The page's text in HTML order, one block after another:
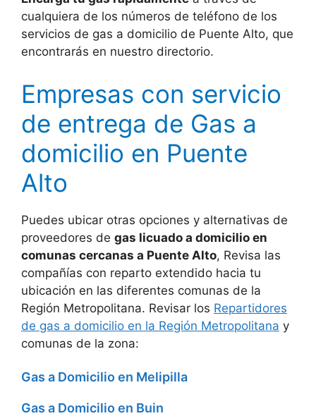
cualquiera de los números de teléfono de los
servicios de gas a domicilio de Puente Alto, que
encontrarás en nuestro directorio.
Empresas con servicio
de entrega de Gas a
domicilio en Puente
Alto
Puedes ubicar otras opciones y alternativas de
proveedores de gas licuado a domicilio en
comunas cercanas a Puente Alto, Revisa las
compañías con reparto extendido hacia tu
ubicación en las diferentes comunas de la
Región Metropolitana. Revisar los Repartidores
de gas a domicilio en la Región Metropolitana y
comunas de la zona:
Gas a Domicilio en Melipilla
Gas a Domicilio en Buin